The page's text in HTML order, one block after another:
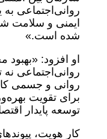
روانی‌اجتماعی
ایمنی و سلامت
شده است.»
او افزود:
روانی‌اجتماعی
روانی و جسمی
برای تقویت
توسعه پایدار
کار هویت،